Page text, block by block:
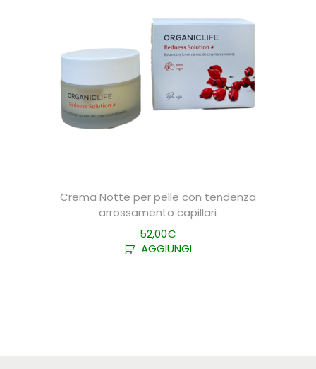
Crema Notte per pelle con tendenza
arrossamento capillari
52,00€
AGGIUNGI